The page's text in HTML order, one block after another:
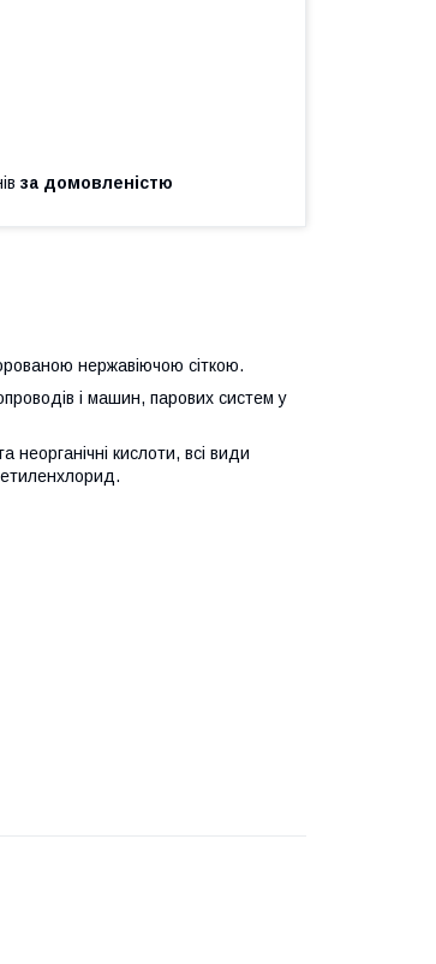
за домовленістю
нержавіючою сіткою.
і машин, парових систем у
неорганічні кислоти, всі види